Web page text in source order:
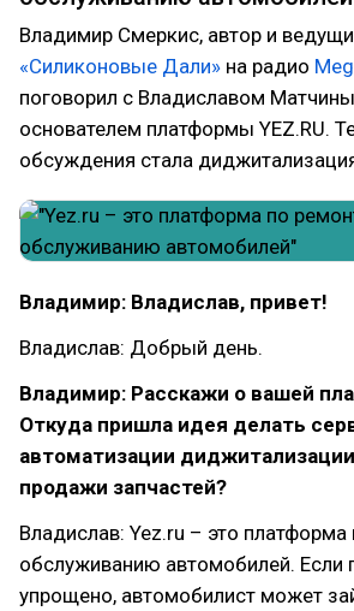
Владимир Смеркис, автор и
«Силиконовые Дали» на радио
поговорил c Владиславом
основателем платформы YEZ.RU.
обсуждения стала
Владимир: Владислав, привет!
Владислав: Добрый день.
Владимир: Расскажи о вашей
Откуда пришла идея делать
автоматизации
продажи запчастей?
Владислав: Yez.ru – это платформа
обслуживанию автомобилей. Если
упрощено, автомобилист может